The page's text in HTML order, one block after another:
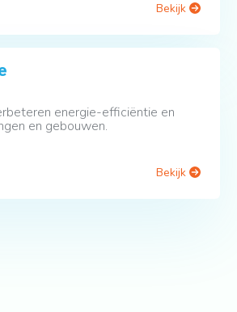
Bekijk
energie-efficiëntie en
en gebouwen.
Bekijk